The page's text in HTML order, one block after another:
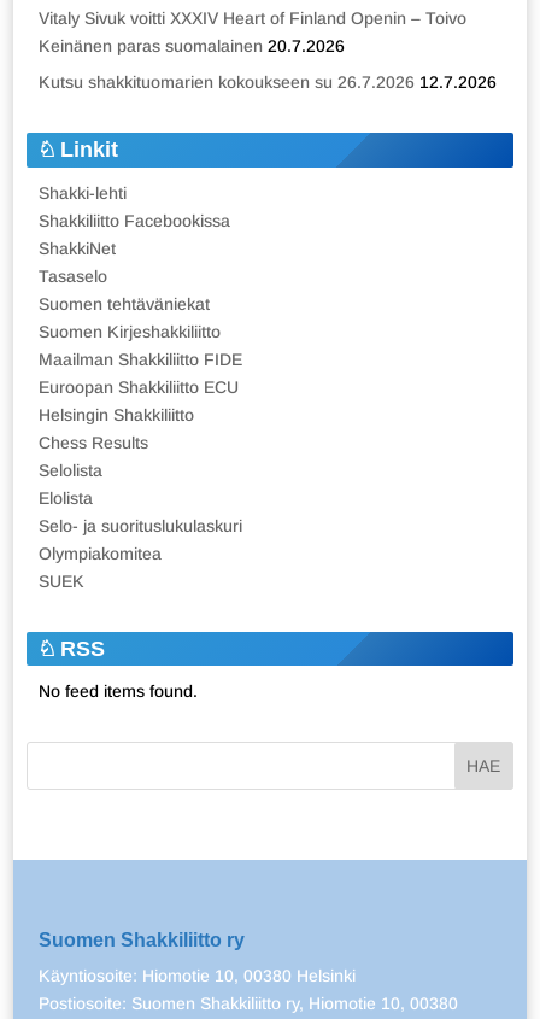
Vitaly Sivuk voitti XXXIV Heart of Finland Openin – Toivo
Keinänen paras suomalainen 20.7.2026
Kutsu shakkituomarien kokoukseen su 26.7.2026 12.7.2026
Linkit
Shakki-lehti
Shakkiliitto Facebookissa
ShakkiNet
Tasaselo
Suomen tehtäväniekat
Suomen Kirjeshakkiliitto
Maailman Shakkiliitto FIDE
Euroopan Shakkiliitto ECU
Helsingin Shakkiliitto
Chess Results
Selolista
Elolista
Selo- ja suorituslukulaskuri
Olympiakomitea
SUEK
RSS
No feed items found.
Suomen Shakkiliitto ry
Käyntiosoite: Hiomotie 10, 00380 Helsinki
Postiosoite: Suomen Shakkiliitto ry, Hiomotie 10, 00380